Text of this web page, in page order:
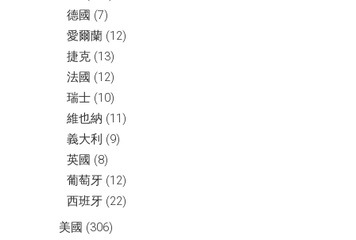
德國 (7)
愛爾蘭 (12)
捷克 (13)
法國 (12)
瑞士 (10)
維也納 (11)
義大利 (9)
英國 (8)
葡萄牙 (12)
西班牙 (22)
美國 (306)